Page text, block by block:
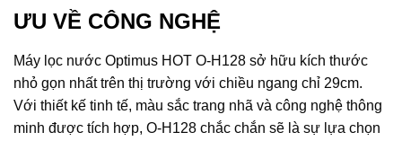
ƯU VỀ CÔNG NGHỆ
Máy lọc nước Optimus HOT O-H128 sở hữu kích thước
nhỏ gọn nhất trên thị trường với chiều ngang chỉ 29cm.
Với thiết kế tinh tế, màu sắc trang nhã và công nghệ thông
minh được tích hợp, O-H128 chắc chắn sẽ là sự lựa chọn